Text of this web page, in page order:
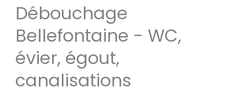
Débouchage
Bellefontaine - WC,
évier, égout,
canalisations